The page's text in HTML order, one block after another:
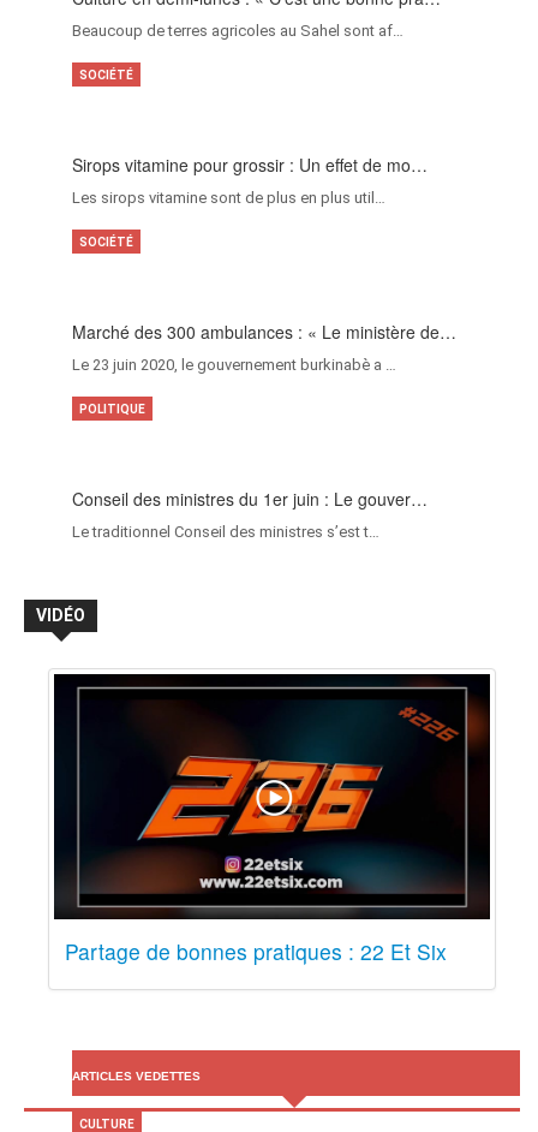
Beaucoup de terres agricoles au Sahel sont af…
Sirops vitamine pour grossir : Un effet de mo…
Les sirops vitamine sont de plus en plus util…
SOCIÉTÉ
Marché des 300 ambulances : « Le ministère de…
Le 23 juin 2020, le gouvernement burkinabè a …
SOCIÉTÉ
Conseil des ministres du 1er juin : Le gouver…
Le traditionnel Conseil des ministres s’est t…
POLITIQUE
VIDÉO
Partage de bonnes pratiques : 22 Et Six
ARTICLES VEDETTES
CULTURE